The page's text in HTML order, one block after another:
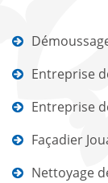
Entreprise
Entreprise
Façadier
Nettoyage